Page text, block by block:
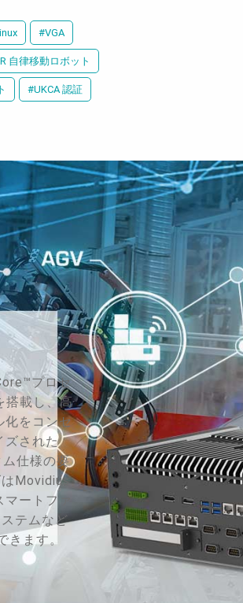
#VGA
自律移動ロボット
#UKCA 認証
プロセ
搭載し、高
化をコンセ
ズされた
仕様の要
はMovidius
ートファ
テムなど
ます。